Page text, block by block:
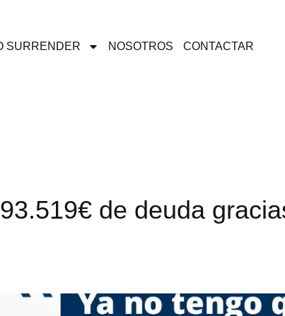
SURRENDER NOSOTROS CONTACTAR
de deuda